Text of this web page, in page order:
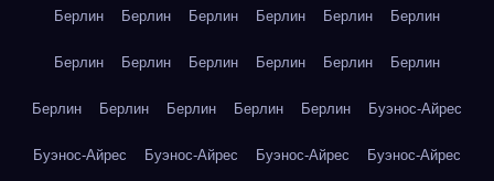
Берлин Берлин Берлин Берлин Берлин Берлин
Берлин Берлин Берлин Берлин Берлин Берлин
Берлин Берлин Берлин Берлин Берлин Буэнос-Айрес
Буэнос-Айрес Буэнос-Айрес Буэнос-Айрес Буэнос-Айрес